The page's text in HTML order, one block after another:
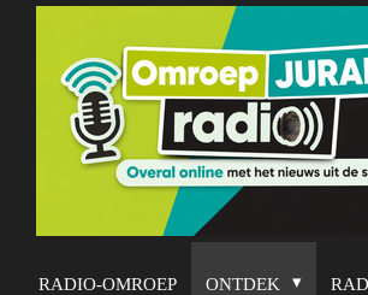
RADIO-OMROEP ONTDEK